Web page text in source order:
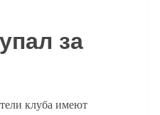
за
клуба имеют